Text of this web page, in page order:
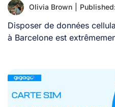
Olivia Brown
Disposer de données
à Barcelone est